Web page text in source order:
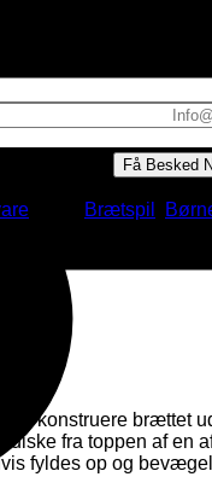
Få Besked
Brætspil
at konstruere
fra toppen af
fyldes op og